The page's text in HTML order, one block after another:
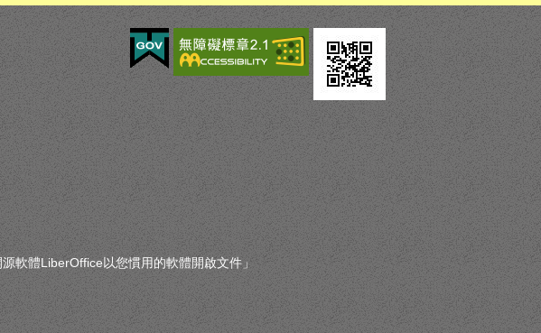
軟體LiberOffice以您慣用的軟體開啟文件」